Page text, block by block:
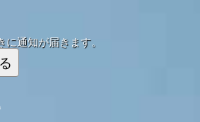
通知が届きます。